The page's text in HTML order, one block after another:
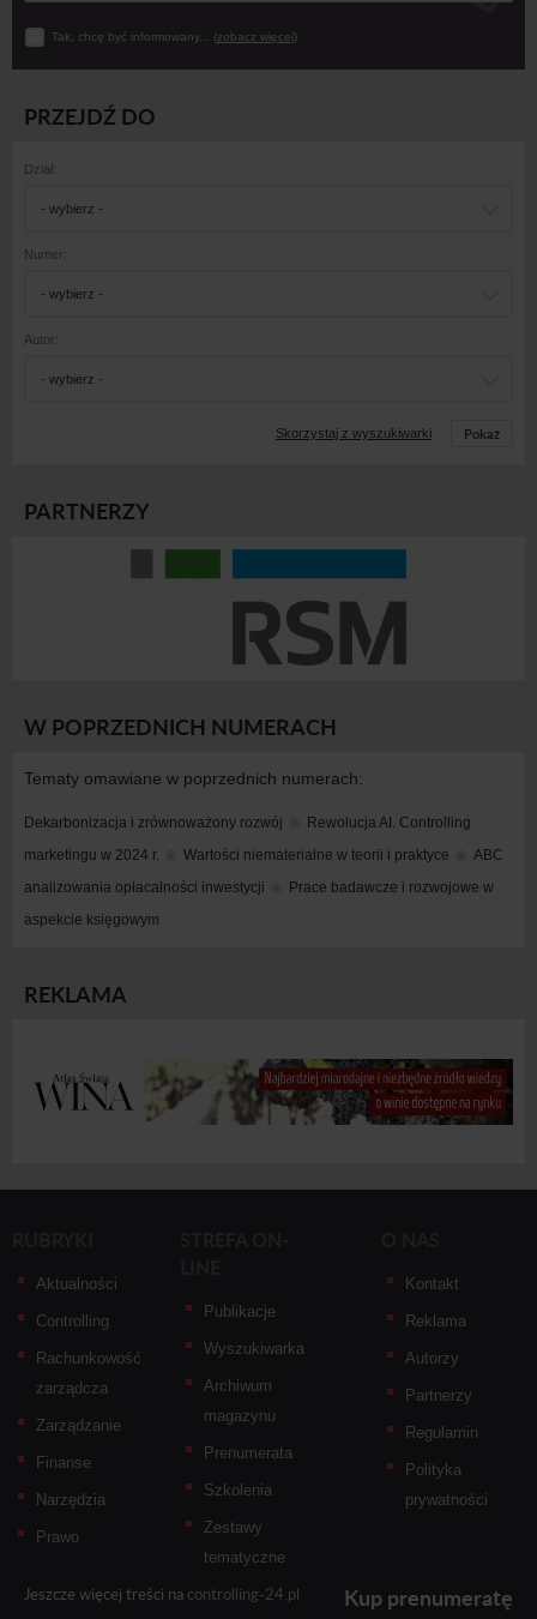
Tak, chcę być informowany... (zobacz więcej)
PRZEJDŹ DO
Dział:
- wybierz -
Numer:
- wybierz -
Autor:
- wybierz -
Skorzystaj z wyszukiwarki Pokaż
PARTNERZY
W POPRZEDNICH NUMERACH
Tematy omawiane w poprzednich numerach:
Dekarbonizacja i zrównoważony rozwój
Rewolucja AI. Controlling
marketingu w 2024 r.
Wartości niematerialne w teorii i praktyce
ABC
analizowania opłacalności inwestycji
Prace badawcze i rozwojowe w
aspekcie księgowym
REKLAMA
Aktualności
Controlling
Rachunkowość
zarządcza
Zarządzanie
Finanse
Narzędzia
Prawo
Publikacje
Wyszukiwarka
Archiwum
magazynu
Prenumerata
Szkolenia
Zestawy
tematyczne
Kontakt
Reklama
Autorzy
Partnerzy
Regulamin
Polityka
prywatności
Jeszcze więcej treści na controlling-24.pl Kup prenumeratę